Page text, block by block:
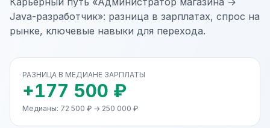
Java-разработчик»: разница в зарплатах, спрос на
рынке, ключевые навыки для перехода.
РАЗНИЦА В МЕДИАНЕ ЗАРПЛАТЫ
+177 500 ₽
Медианы: 72 500 ₽ → 250 000 ₽